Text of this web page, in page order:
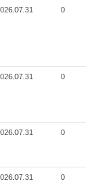
0
0
0
0